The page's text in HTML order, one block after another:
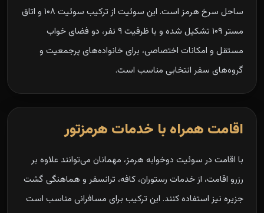
ساحل سرخ هرمز است. این سوئیت از ترکیب سوئیت ۱۰۸ و اتاق
مستر ۱۰۹ تشکیل شده و با ظرفیت ۹ نفر، دو فضای خواب
مستقل و امکانات اختصاصی، برای خانواده‌های پرجمعیت و
گروه‌های سفر انتخابی مناسب است.
اقامت همراه با خدمات هرمزتور
با اقامت در سوئیت دوخوابه هرمز، مهمانان می‌توانند علاوه بر
رزرو اقامت، از خدمات رستوران، کافه، ترانسفر و هماهنگی گشت
جزیره نیز استفاده کنند. این ترکیب برای مسافرانی مناسب است